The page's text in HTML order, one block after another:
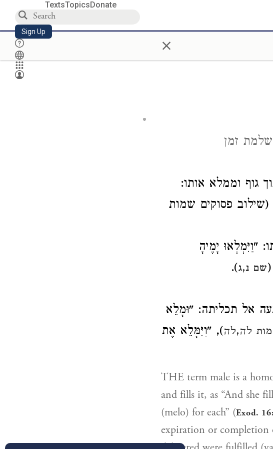
TextsTopicsDonate
Sign Up ×
זמן
גוף וממלא אותו:
פסוקים שמות
"וַיִּמְלְאוּ יָמֶיהָ
שם נ,ג).
אל תכליתה: "וּמָלֵא
לה,לה), "וַיִּמָּלֵא אֶת
THE term male is a
and fills it, as “And she
(melo) for each” (Exod.
expiration or completion